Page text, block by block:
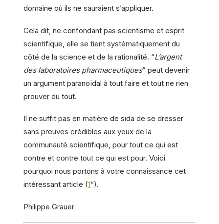
domaine où ils ne sauraient s’appliquer.
Cela dit, ne confondant pas scientisme et esprit
scientifique, elle se tient systématiquement du
côté de la science et de la rationalité. “L’argent
des laboratoires pharmaceutiques” peut devenir
un argument paranoïdal à tout faire et tout ne rien
prouver du tout.
Il ne suffit pas en matière de sida de se dresser
sans preuves crédibles aux yeux de la
communauté scientifique, pour tout ce qui est
contre et contre tout ce qui est pour. Voici
pourquoi nous portons à votre connaissance cet
intéressant article (1“).
Philippe Grauer